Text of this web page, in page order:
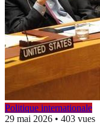
Politique internationale
29 mai 2026 • 403 vues